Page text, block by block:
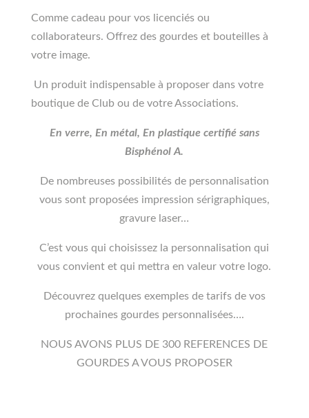
Comme cadeau pour vos licenciés ou
collaborateurs. Offrez des gourdes et bouteilles à
votre image.
Un produit indispensable à proposer dans votre
boutique de Club ou de votre Associations.
En verre, En métal, En plastique certifié sans
Bisphénol A.
De nombreuses possibilités de personnalisation
vous sont proposées impression sérigraphiques,
gravure laser…
C’est vous qui choisissez la personnalisation qui
vous convient et qui mettra en valeur votre logo.
Découvrez quelques exemples de tarifs de vos
prochaines gourdes personnalisées….
NOUS AVONS PLUS DE 300 REFERENCES DE
GOURDES A VOUS PROPOSER